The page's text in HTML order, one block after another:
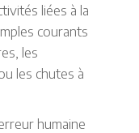
liées à la
courants
les
les chutes à
humaine